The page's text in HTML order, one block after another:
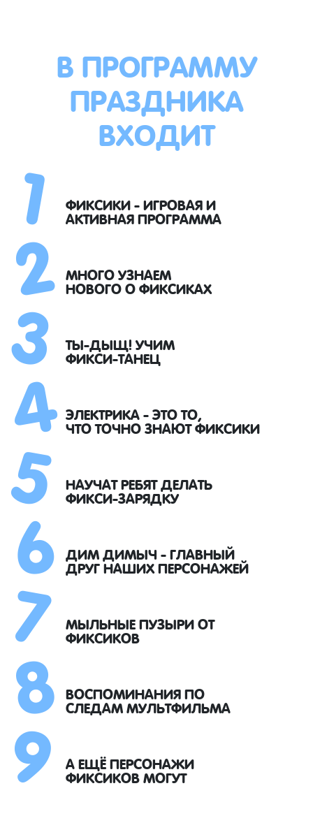
В ПРОГРАММУ
ПРАЗДНИКА
ВХОДИТ
ФИКСИКИ - ИГРОВАЯ И
АКТИВНАЯ ПРОГРАММА
МНОГО УЗНАЕМ
НОВОГО О ФИКСИКАХ
ТЫ-ДЫЩ! УЧИМ
ФИКСИ-ТАНЕЦ
ЭЛЕКТРИКА - ЭТО ТО,
ЧТО ТОЧНО ЗНАЮТ ФИКСИКИ
НАУЧАТ РЕБЯТ ДЕЛАТЬ
ФИКСИ-ЗАРЯДКУ
ДИМ ДИМЫЧ - ГЛАВНЫЙ
ДРУГ НАШИХ ПЕРСОНАЖЕЙ
МЫЛЬНЫЕ ПУЗЫРИ ОТ
ФИКСИКОВ
ВОСПОМИНАНИЯ ПО
СЛЕДАМ МУЛЬТФИЛЬМА
А ЕЩЁ ПЕРСОНАЖИ
ФИКСИКОВ МОГУТ